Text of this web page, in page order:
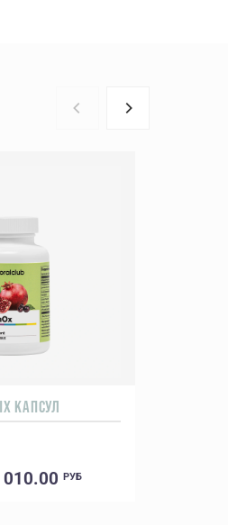
КАПСУЛ
010.00РУБ